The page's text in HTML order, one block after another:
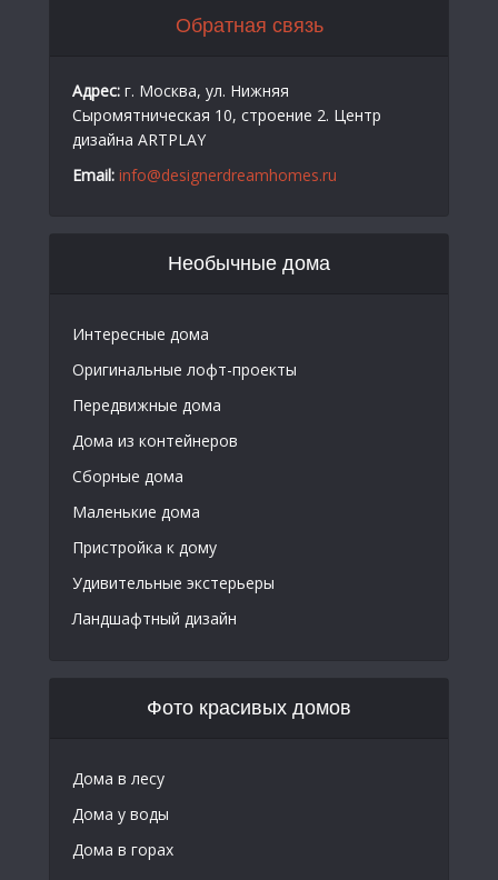
Обратная связь
Адрес: г. Москва, ул. Нижняя
Сыромятническая 10, строение 2. Центр
дизайна ARTPLAY
Email: info@designerdreamhomes.ru
Необычные дома
Интересные дома
Оригинальные лофт-проекты
Передвижные дома
Дома из контейнеров
Сборные дома
Маленькие дома
Пристройка к дому
Удивительные экстерьеры
Ландшафтный дизайн
Фото красивых домов
Дома в лесу
Дома у воды
Дома в горах